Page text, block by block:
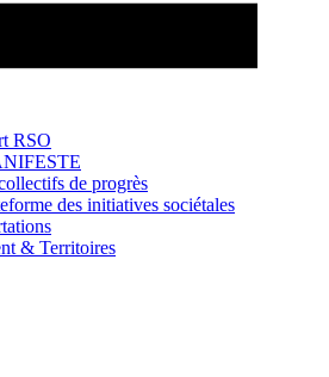
RSO
de progrès
des initiatives sociétales
& Territoires